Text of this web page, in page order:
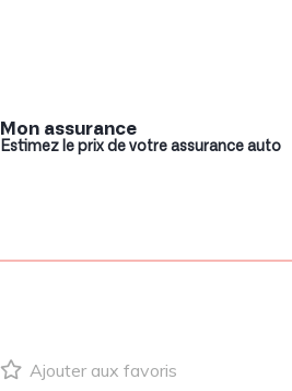
Mon assurance
Estimez le prix de votre assurance auto
Ajouter aux favoris